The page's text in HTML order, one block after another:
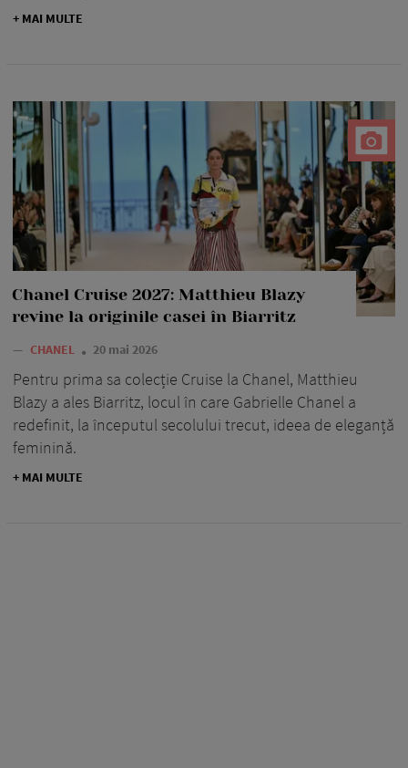
+ MAI MULTE
Chanel Cruise 2027: Matthieu Blazy
revine la originile casei în Biarritz
— CHANEL 20 mai 2026
Pentru prima sa colecție Cruise la Chanel, Matthieu
Blazy a ales Biarritz, locul în care Gabrielle Chanel a
redefinit, la începutul secolului trecut, ideea de eleganță
feminină.
+ MAI MULTE